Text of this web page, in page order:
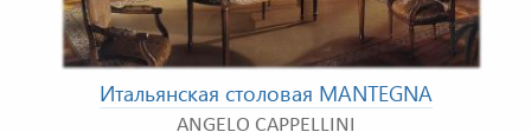
Итальянская столовая MANTEGNA
ANGELO CAPPELLINI